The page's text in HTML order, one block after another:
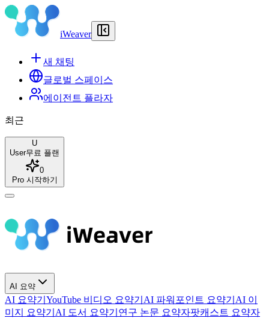
iWeaver
새 채팅
글로벌 스페이스
에이전트 플라자
최근
U
User무료 플랜
0
Pro 시작하기
AI 요약
AI 요약기 YouTube 비디오 요약기 AI 파워포인트 요약기 AI 이
미지 요약기 AI 도서 요약기 연구 논문 요약자팟캐스트 요약자